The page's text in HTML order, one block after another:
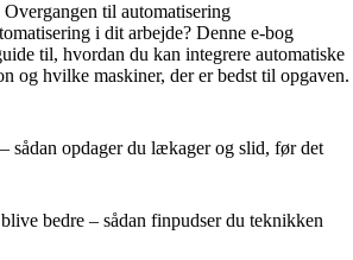
til automatisering
i dit arbejde? Denne e-bog
til, hvordan du kan integrere automatiske
og hvilke maskiner, der er bedst til opgaven.
sådan opdager du lækager og slid, før det
bedre – sådan finpudser du teknikken